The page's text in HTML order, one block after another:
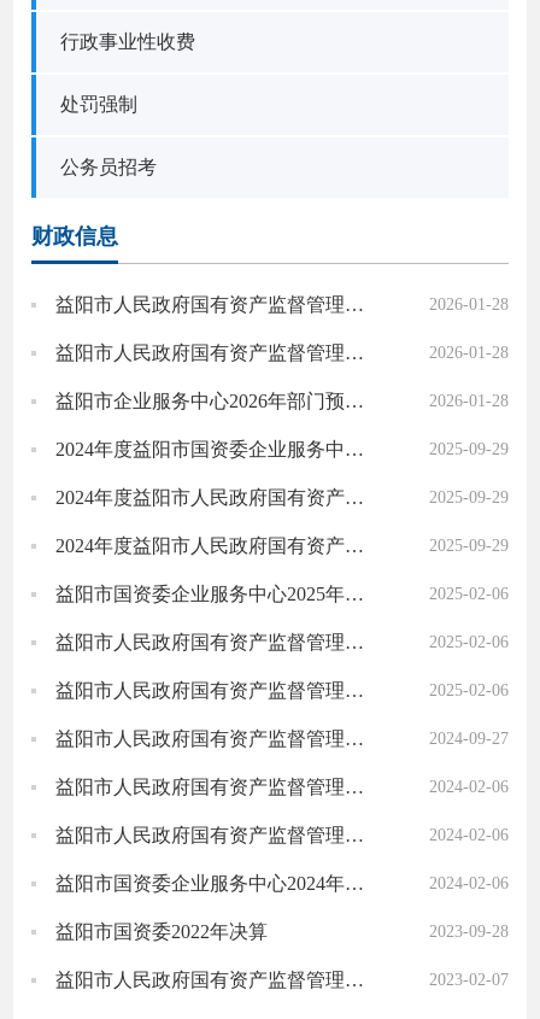
行政事业性收费
处罚强制
公务员招考
财政信息
益阳市人民政府国有资产监督管理委员会本级2026年部门预算公开 2026-01-28
益阳市人民政府国有资产监督管理委员会2026年部门预算公开表 2026-01-28
益阳市企业服务中心2026年部门预算公开说明 2026-01-28
2024年度益阳市国资委企业服务中心部门决算 2025-09-29
2024年度益阳市人民政府国有资产监督管理委员会本级部门决算 2025-09-29
2024年度益阳市人民政府国有资产监督管理委员会部门决算 2025-09-29
益阳市国资委企业服务中心2025年部门预算公开 2025-02-06
益阳市人民政府国有资产监督管理委员会本级2025年部门预算公开 2025-02-06
益阳市人民政府国有资产监督管理委员会2025年部门预算公开 2025-02-06
益阳市人民政府国有资产监督管理委员会2023年部门决算公开 2024-09-27
益阳市人民政府国有资产监督管理委员会2024年部门预算公开 2024-02-06
益阳市人民政府国有资产监督管理委员会本级2024年部门预算公开 2024-02-06
益阳市国资委企业服务中心2024年部门预算公开 2024-02-06
益阳市国资委2022年决算 2023-09-28
益阳市人民政府国有资产监督管理委员会2023年部门预算公开 2023-02-07